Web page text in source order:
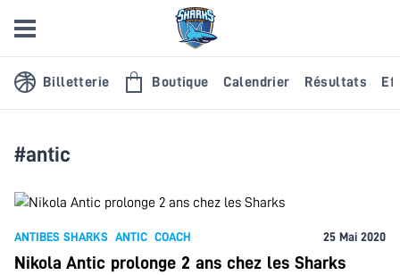
Billetterie Boutique Calendrier Résultats
#antic
ANTIBES SHARKS ANTIC COACH 25 Mai 2020
Nikola Antic prolonge 2 ans chez les Sharks